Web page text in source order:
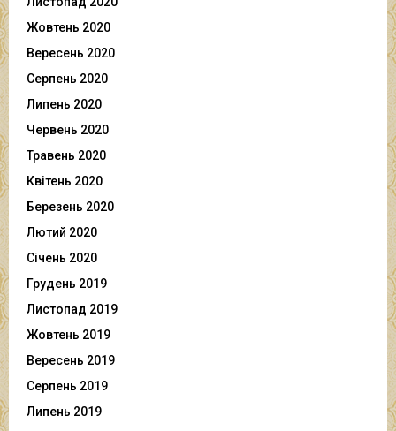
Жовтень 2020
Вересень 2020
Серпень 2020
Липень 2020
Червень 2020
Травень 2020
Квітень 2020
Березень 2020
Лютий 2020
Січень 2020
Грудень 2019
Листопад 2019
Жовтень 2019
Вересень 2019
Серпень 2019
Липень 2019